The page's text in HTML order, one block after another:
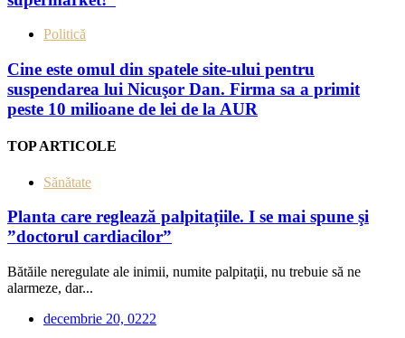
Politică
Cine este omul din spatele site-ului pentru
suspendarea lui Nicuşor Dan. Firma sa a primit
peste 10 milioane de lei de la AUR
TOP ARTICOLE
Sănătate
Planta care reglează palpitațiile. I se mai spune şi
”doctorul cardiacilor”
Bătăile neregulate ale inimii, numite palpitaţii, nu trebuie să ne
alarmeze, dar...
decembrie 20, 0222